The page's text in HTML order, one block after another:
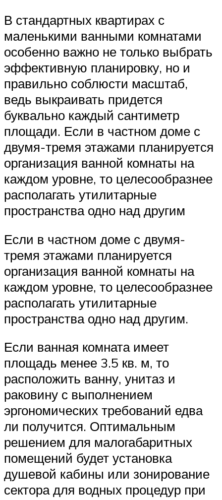
В стандартных квартирах с
маленькими ванными комнатами
особенно важно не только выбрать
эффективную планировку, но и
правильно соблюсти масштаб,
ведь выкраивать придется
буквально каждый сантиметр
площади. Если в частном доме с
двумя-тремя этажами планируется
организация ванной комнаты на
каждом уровне, то целесообразнее
располагать утилитарные
пространства одно над другим
Если в частном доме с двумя-
тремя этажами планируется
организация ванной комнаты на
каждом уровне, то целесообразнее
располагать утилитарные
пространства одно над другим.
Если ванная комната имеет
площадь менее 3.5 кв. м, то
расположить ванну, унитаз и
раковину с выполнением
эргономических требований едва
ли получится. Оптимальным
решением для малогабаритных
помещений будет установка
душевой кабины или зонирование
сектора для водных процедур при